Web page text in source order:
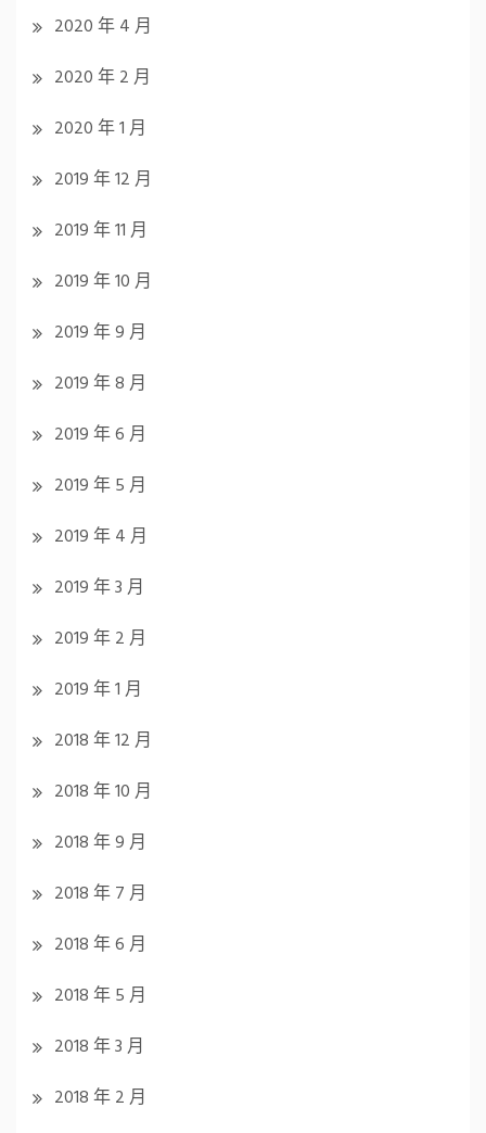
2020 年 4 月
2020 年 2 月
2020 年 1 月
2019 年 12 月
2019 年 11 月
2019 年 10 月
2019 年 9 月
2019 年 8 月
2019 年 6 月
2019 年 5 月
2019 年 4 月
2019 年 3 月
2019 年 2 月
2019 年 1 月
2018 年 12 月
2018 年 10 月
2018 年 9 月
2018 年 7 月
2018 年 6 月
2018 年 5 月
2018 年 3 月
2018 年 2 月